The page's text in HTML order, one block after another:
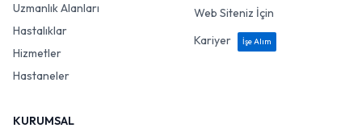
Uzmanlık Alanları
Hastalıklar
Hizmetler
Hastaneler
Web Siteniz İçin
Kariyer
İşe Alım
KURUMSAL